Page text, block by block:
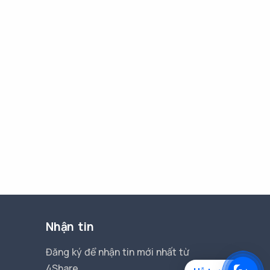
Nhận tin
Đăng ký để nhận tin mới nhất từ